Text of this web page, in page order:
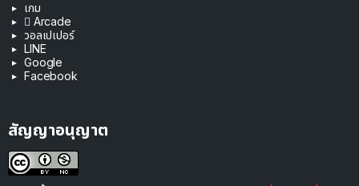
เกม
 Arcade
วอลเปเปอร์
LINE
Google
Facebook
สัญญาอนุญาต